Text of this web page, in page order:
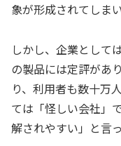
象が形成されてしまい
しかし、企業として
の製品には定評があ
り、利用者も数十万
ては「怪しい会社」
解されやすい」と言